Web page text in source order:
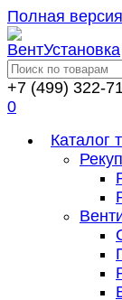
Полная
+7 (499) 322-
0
Каталог